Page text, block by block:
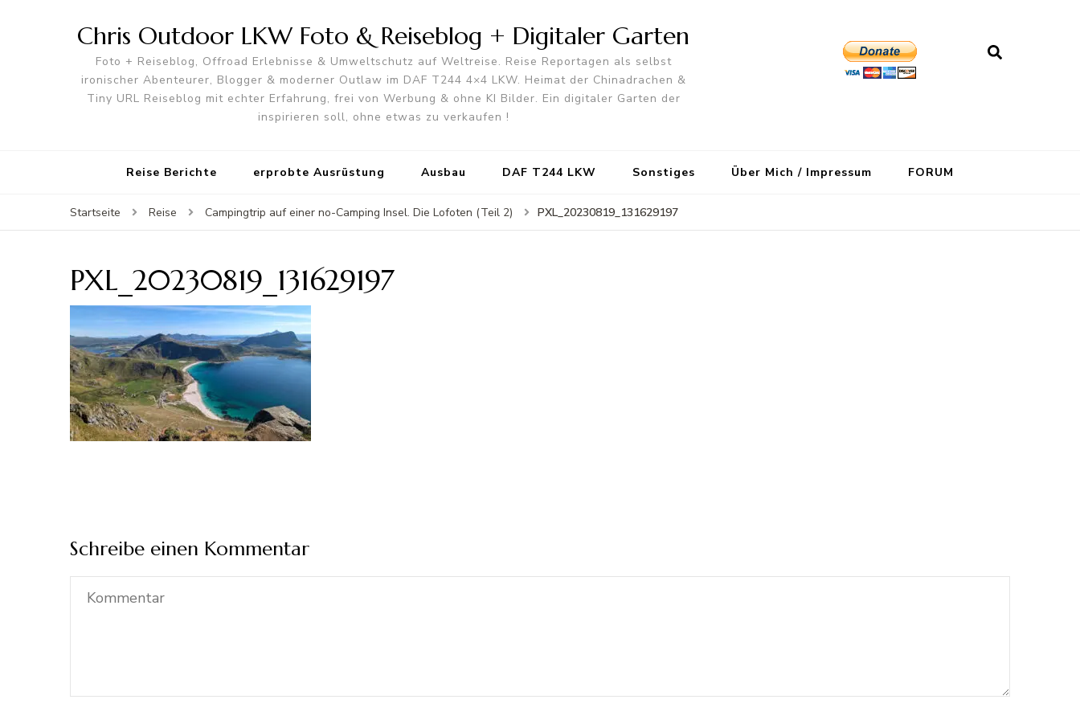
Chris Outdoor LKW Foto & Reiseblog + Digitaler Garten
Foto + Reiseblog, Offroad Erlebnisse & Umweltschutz auf Weltreise. Reise Reportagen als selbst
ironischer Abenteurer, Blogger & moderner Outlaw im DAF T244 4×4 LKW. Heimat der Chinadrachen &
Tiny URL Reiseblog mit echter Erfahrung, frei von Werbung & ohne KI Bilder. Ein digitaler Garten der
inspirieren soll, ohne etwas zu verkaufen !
Reise Berichte erprobte Ausrüstung Ausbau DAF T244 LKW Sonstiges Über Mich / Impressum FORUM
Startseite Reise Campingtrip auf einer no-Camping Insel. Die Lofoten (Teil 2) PXL_20230819_131629197
PXL_20230819_131629197
Schreibe einen Kommentar